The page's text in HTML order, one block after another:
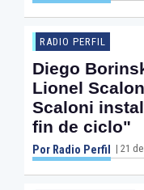
RADIO PERFIL
Diego
Lionel
Scaloni
fin de ciclo"
Por Radio Perfil | 21